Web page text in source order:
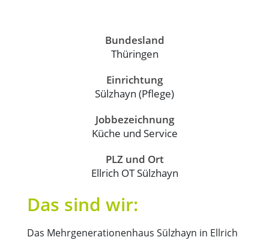
Bundesland
Thüringen
Einrichtung
Sülzhayn (Pflege)
Jobbezeichnung
Küche und Service
PLZ und Ort
Ellrich OT Sülzhayn
Das sind wir:
Das Mehrgenerationenhaus Sülzhayn in Ellrich